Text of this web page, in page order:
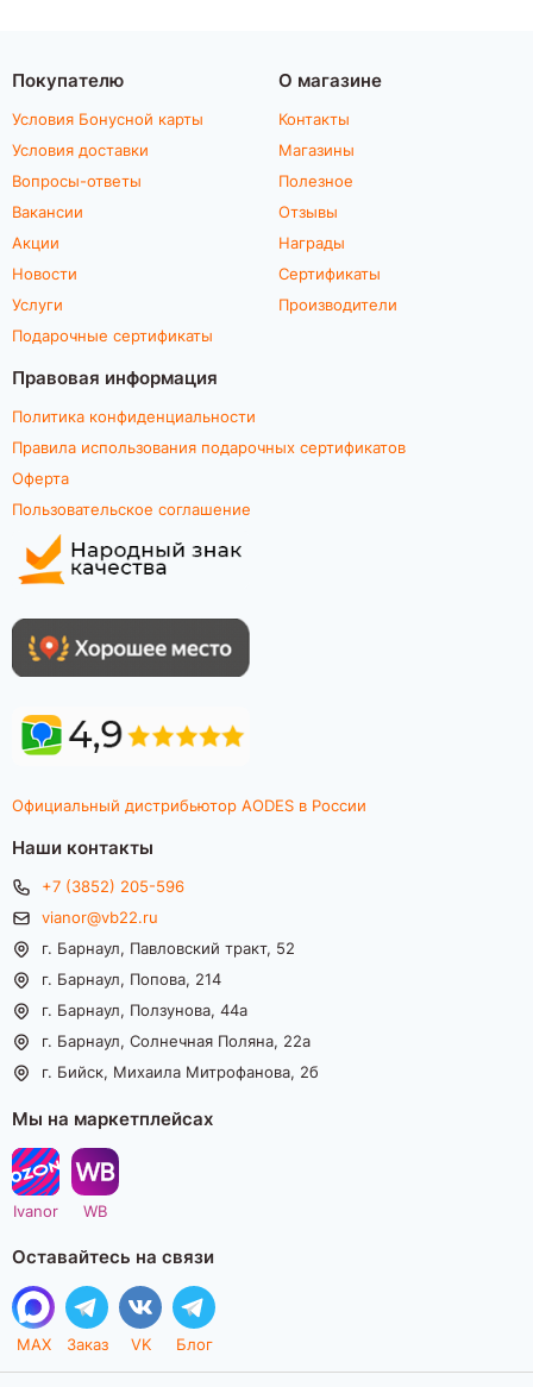
Покупателю
Условия Бонусной карты
Условия доставки
Вопросы-ответы
Вакансии
Акции
Новости
Услуги
Подарочные сертификаты
О магазине
Контакты
Магазины
Полезное
Отзывы
Награды
Сертификаты
Производители
Правовая информация
Политика конфиденциальности
Правила использования подарочных сертификатов
Оферта
Пользовательское соглашение
Официальный дистрибьютор AODES в России
Наши контакты
+7 (3852) 205-596
vianor@vb22.ru
г. Барнаул, Павловский тракт, 52
г. Барнаул, Попова, 214
г. Барнаул, Ползунова, 44а
г. Барнаул, Солнечная Поляна, 22а
г. Бийск, Михаила Митрофанова, 2б
Мы на маркетплейсах
Ivanor WB
Оставайтесь на связи
MAX Заказ VK Блог